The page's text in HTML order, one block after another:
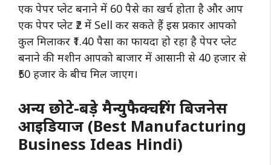
एक पेपर प्लेट बनाने में 60 पैसे का खर्च होता है और आप
एक पेपर प्लेट ₹2 में Sell कर सकते हैं इस प्रकार आपको
कुल मिलाकर ₹1.40 पैसा का फायदा हो रहा है पेपर प्लेट
बनाने की मशीन आपको बाजार में आसानी से 40 हजार से
₹50 हजार के बीच मिल जाएग।
अन्य छोटे-बड़े मैन्युफैक्चरिंग बिजनेस
आइडियाज (Best Manufacturing
Business Ideas Hindi)